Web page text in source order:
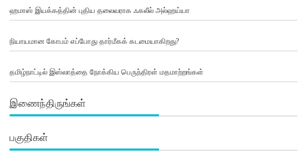
ஹமாஸ் இயக்கத்தின் புதிய தலைவராக ஃகலீல் அல்ஹய்யா
நியாயமான கோபம் எப்போது தார்மீகக் கடமையாகிறது?
தமிழ்நாட்டில் இஸ்லாத்தை நோக்கிய பெருந்திரள் மதமாற்றங்கள்
இணைந்திருங்கள்
பகுதிகள்